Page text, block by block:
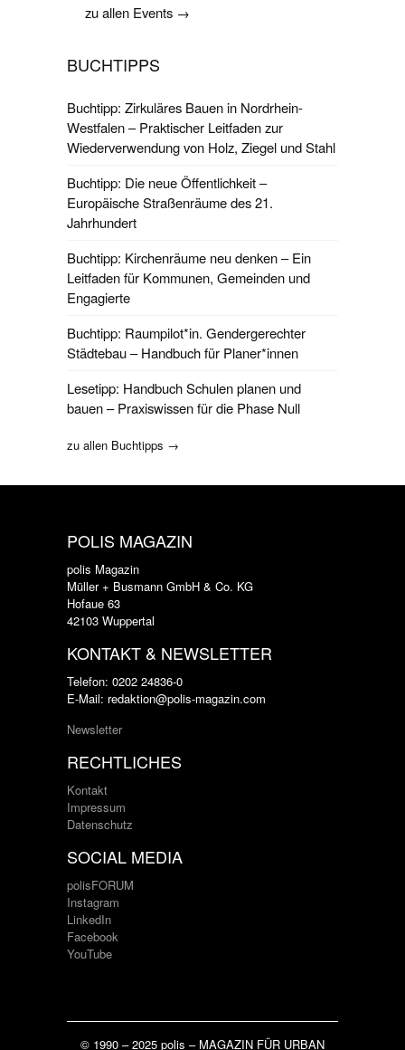
zu allen Events →
BUCHTIPPS
Buchtipp: Zirkuläres Bauen in Nordrhein-
Westfalen – Praktischer Leitfaden zur
Wiederverwendung von Holz, Ziegel und Stahl
Buchtipp: Die neue Öffentlichkeit –
Europäische Straßenräume des 21.
Jahrhundert
Buchtipp: Kirchenräume neu denken – Ein
Leitfaden für Kommunen, Gemeinden und
Engagierte
Buchtipp: Raumpilot*in. Gendergerechter
Städtebau – Handbuch für Planer*innen
Lesetipp: Handbuch Schulen planen und
bauen – Praxiswissen für die Phase Null
zu allen Buchtipps →
POLIS MAGAZIN
polis Magazin
Müller + Busmann GmbH & Co. KG
Hofaue 63
42103 Wuppertal
KONTAKT & NEWSLETTER
Telefon: 0202 24836-0
E-Mail: redaktion@polis-magazin.com
Newsletter
RECHTLICHES
Kontakt
Impressum
Datenschutz
SOCIAL MEDIA
polisFORUM
Instagram
LinkedIn
Facebook
YouTube
© 1990 – 2025 polis – MAGAZIN FÜR URBAN